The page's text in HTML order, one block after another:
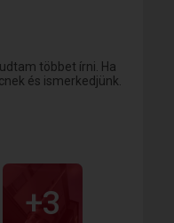
többet írni. Ha
és ismerkedjünk.
+3